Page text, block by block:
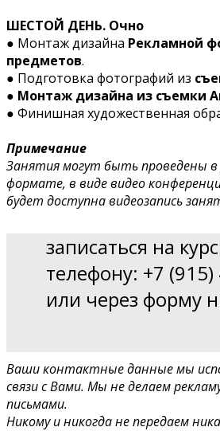
ШЕСТОЙ ДЕНЬ. Очно
● Монтаж дизайна Рекламной
предметов.
● Подготовка фотографий из
● Монтаж дизайна из съемки
● Финишная художественная
Примечание
Занятия могут быть проведены
формате, в виде видео
будет доступна видеозапись
записаться на
телефону: +7
или через форму
Ваши контактные данные мы
связи с Вами. Мы не делаем
письмами.
Никому и никогда не передаем